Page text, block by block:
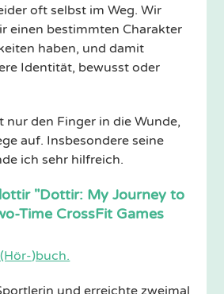
oft selbst im Weg. Wir
einen bestimmten Charakter
haben, und damit
Identität, bewusst oder
nur den Finger in die Wunde,
auf. Insbesondere seine
ich sehr hilfreich.
"Dottir: My Journey to
Time CrossFit Games
)buch.
und erreichte zweimal